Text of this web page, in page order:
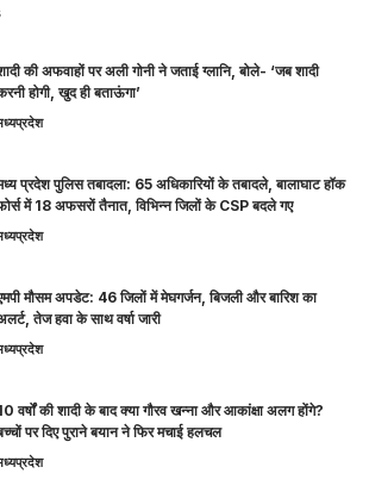
की अफवाहों पर अली गोनी ने जताई ग्लानि, बोले- ‘जब शादी
होगी, खुद ही बताऊंगा’
प्रदेश पुलिस तबादला: 65 अधिकारियों के तबादले, बालाघाट हॉक
में 18 अफसरों तैनात, विभिन्न जिलों के CSP बदले गए
मौसम अपडेट: 46 जिलों में मेघगर्जन, बिजली और बारिश का
तेज हवा के साथ वर्षा जारी
वर्षों की शादी के बाद क्या गौरव खन्ना और आकांक्षा अलग होंगे?
पर दिए पुराने बयान ने फिर मचाई हलचल